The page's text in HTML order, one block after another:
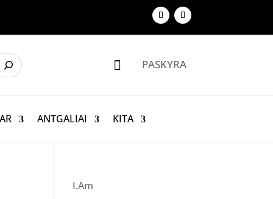
 PASKYRA
ANTGALIAI KITA
I.Am